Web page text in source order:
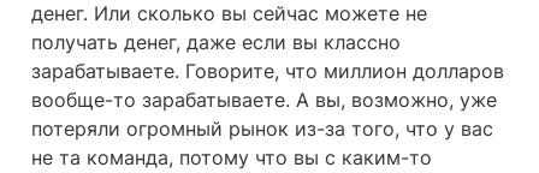
денег. Или сколько вы сейчас можете не
получать денег, даже если вы классно
зарабатываете. Говорите, что миллион долларов
вообще-то зарабатываете. А вы, возможно, уже
потеряли огромный рынок из-за того, что у вас
не та команда, потому что вы с каким-то